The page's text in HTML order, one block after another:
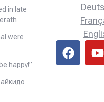
in late
were
happy!”
айкидо